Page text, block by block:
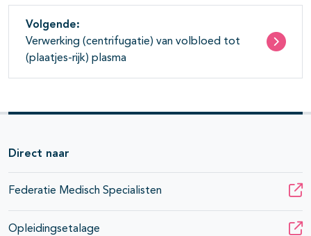
Volgende:
Verwerking (centrifugatie) van volbloed tot
(plaatjes-rijk) plasma
Direct naar
Federatie Medisch Specialisten
Opleidingsetalage